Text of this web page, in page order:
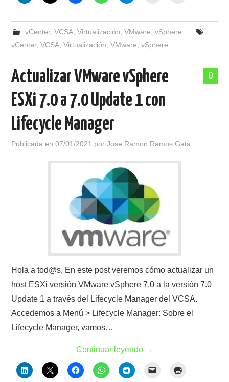
vCenter, VCSA, Virtualización VMware vSphere
vCenter,VCSA ,Virtualización ,VMware ,vSphere
0
Actualizar VMware vSphere
ESXi 7.0 a 7.0 Update 1 con
Lifecycle Manager
Publicada en07/01/2021 porJose Ramon Ramos Gata
Hola a tod@s, En este post veremos cómo actualizar un
host ESXi versión VMware vSphere 7.0 a la versión 7.0
Update 1 a través del Lifecycle Manager del VCSA.
Accedemos a Menú > Lifecycle Manager: Sobre el
Lifecycle Manager, vamos…
Continuar leyendo →